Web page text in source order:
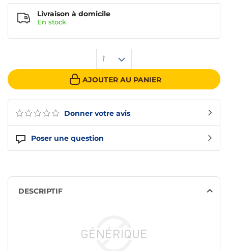
Donner votre avis
Poser une question
1
AJOUTER AU PANIER
Livraison à domicile
En stock
DESCRIPTIF